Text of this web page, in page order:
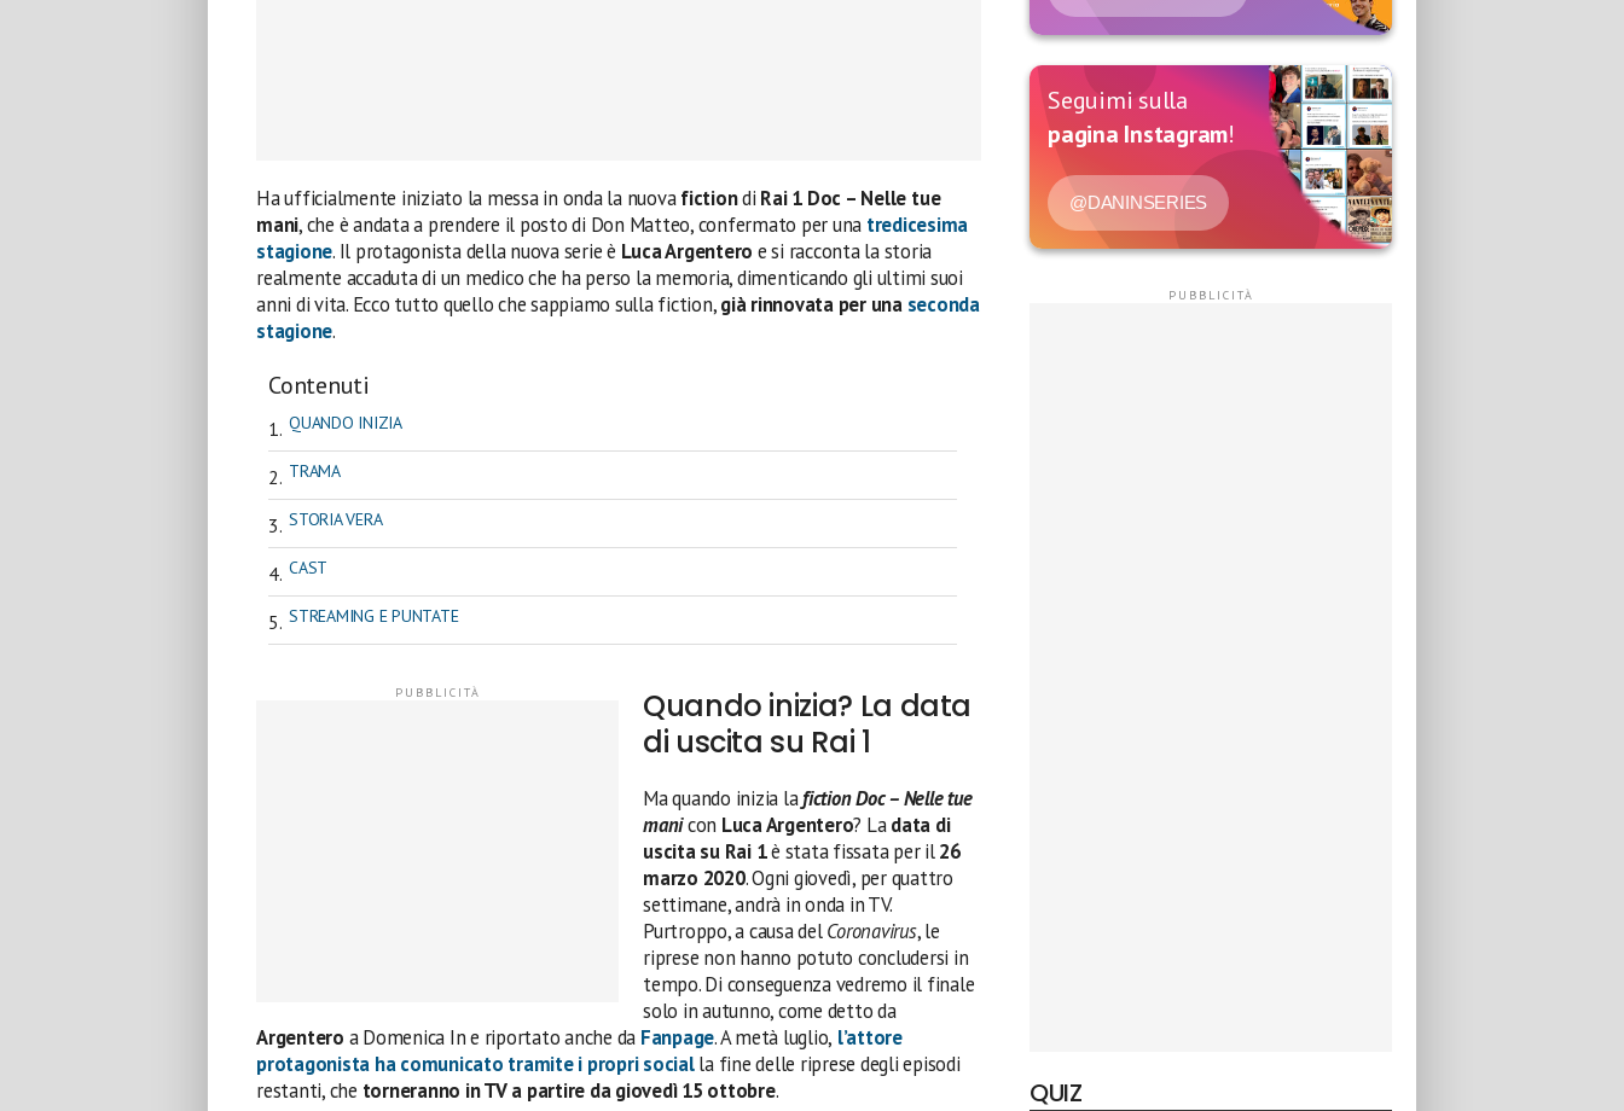
Ha ufficialmente iniziato la messa in onda la nuovafictiondi Rai 1 Doc – Nelle tue
mani, che è andata a prendere il posto di Don Matteo, confermato per una tredicesima
stagione. Il protagonista della nuova serie è Luca Argentero e si racconta la storia
realmente accaduta di un medico che ha perso la memoria, dimenticando gli ultimi suoi
anni di vita. Ecco tutto quello che sappiamo sulla fiction,già rinnovata per una seconda
stagione.
Contenuti
QUANDO INIZIA
TRAMA
STORIA VERA
CAST
STREAMING E PUNTATE
Quando inizia? La data
di uscita su Rai 1
Ma quando inizia lafiction Doc – Nelle tue
manicon Luca Argentero? Ladata di
uscita su Rai 1è stata fissata per il26
marzo 2020. Ogni giovedì, per quattro
settimane, andrà in onda in TV.
Purtroppo, a causa delCoronavirus, le
riprese non hanno potuto concludersi in
tempo. Di conseguenza vedremo il finale
solo in autunno, come detto da
Argentero a Domenica In e riportato anche da Fanpage. A metà luglio, l’attore
protagonista ha comunicato tramite i propri socialla fine delle riprese degli episodi
restanti, che torneranno in TV a partire da giovedì 15 ottobre.
Seguimi sulla
pagina Instagram!
@DANINSERIES
QUIZ